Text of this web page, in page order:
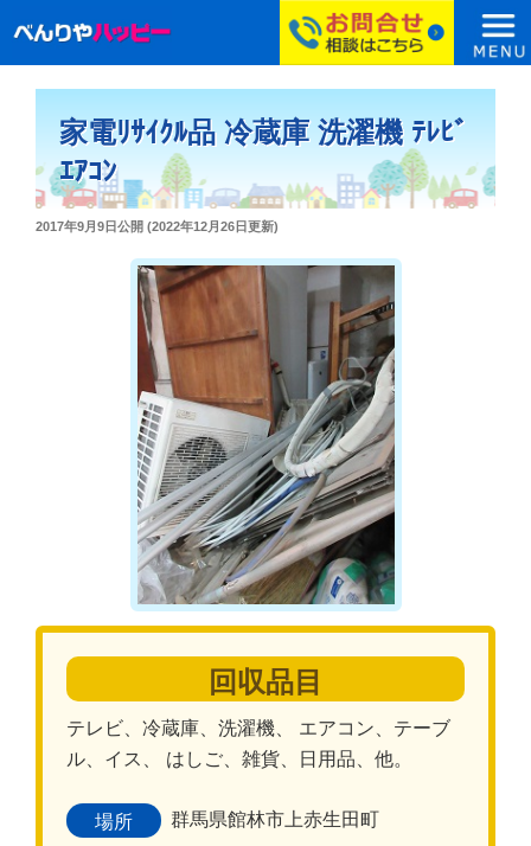
家電ﾘｻｲｸﾙ品 冷蔵庫 洗濯機 ﾃﾚﾋﾞ
ｴｱｺﾝ
投
2017年9月9日公開 (2022年12月26日更新)
回収品目
テレビ、冷蔵庫、洗濯機、 エアコン、テーブ
ル、イス、 はしご、雑貨、日用品、他。
場所 群馬県館林市上赤生田町